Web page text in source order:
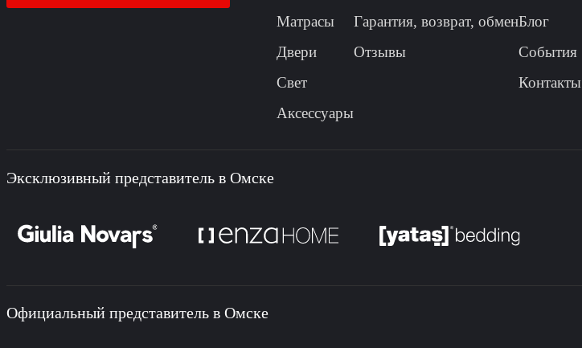
Матрасы
Двери
Свет
Аксессуары
Гарантия, возврат, обмен
Отзывы
Блог
События
Контакты
Эксклюзивный представитель в Омске
Официальный представитель в Омске